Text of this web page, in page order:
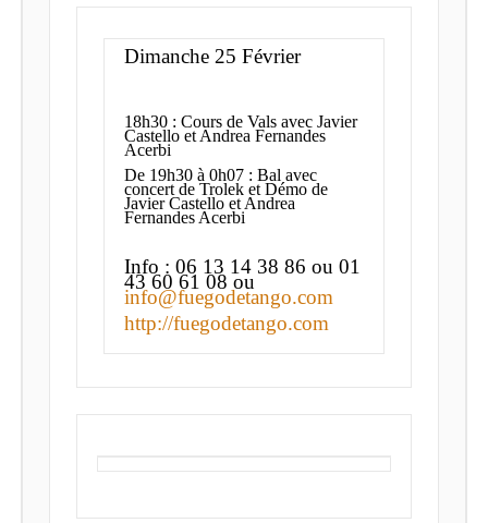
Dimanche 25 Février
18h30 : Cours de Vals avec Javier
Castello et Andrea Fernandes
Acerbi
De 19h30 à 0h07 : Bal avec
concert de Trolek et Démo de
Javier Castello et Andrea
Fernandes Acerbi
Info : 06 13 14 38 86 ou 01
43 60 61 08 ou
info@fuegodetango.com
http://fuegodetango.com